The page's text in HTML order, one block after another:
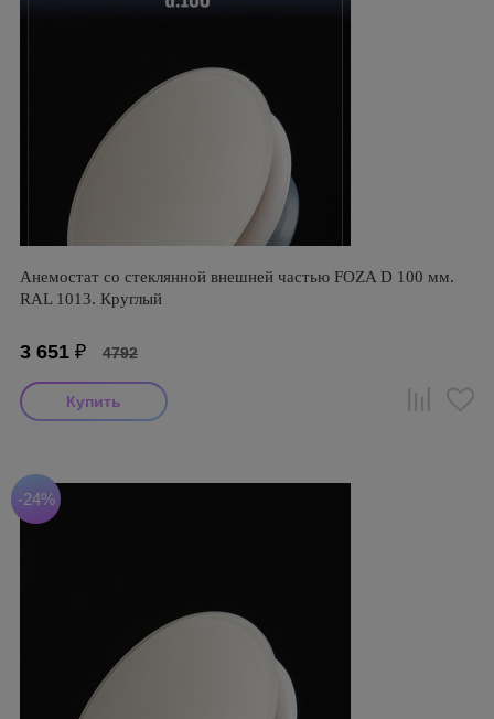
Анемостат со стеклянной внешней частью FOZA D 100 мм.
RAL 1013. Круглый
3 651 ₽ 4792
-24%